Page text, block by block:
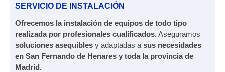
SERVICIO DE INSTALACIÓN
Ofrecemos la instalación de equipos de todo tipo
realizada por profesionales cualificados.Aseguramos
soluciones asequibles y adaptadas a sus necesidades
en San Fernando de Henares y toda la provincia de
Madrid.